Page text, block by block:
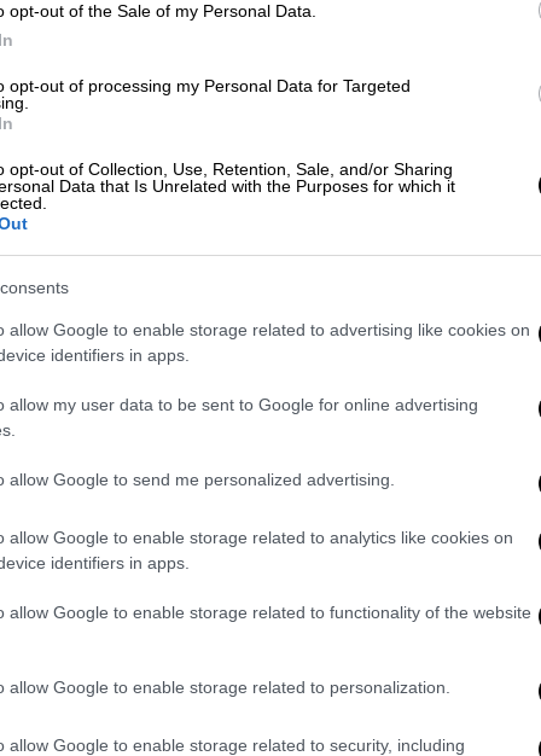
opt-out of the Sale of my Personal Data.
opt-out of processing my Personal Data for Targeted
opt-out of Collection, Use, Retention, Sale, and/or Sharing
Data that Is Unrelated with the Purposes for which it
allow Google to enable storage related to advertising like cookies on
identifiers in apps.
allow my user data to be sent to Google for online advertising
allow Google to send me personalized advertising.
allow Google to enable storage related to analytics like cookies on
identifiers in apps.
allow Google to enable storage related to functionality of the website
allow Google to enable storage related to personalization.
allow Google to enable storage related to security, including
όσο και οι υπηρεσίες του
να αποτελούν αρωγό των προσπαθειών
μνήμη των Ιμβρίων και για να
Ελληνισμός έχει υποστεί από τις
δίπλα σας, αξιοποιώντας
του σκοπού αυτού» κατέστησε σαφές
με το υπουργείο Παιδείας, να
σχολείων στην Ίμβρο, τα οποία,
πλέον και τις τρεις βαθμίδες
να συνδράμουμε και στην
Και θα συνεχίσουμε, βεβαίως, με κάθε
που η Τουρκία έχει αναλάβει και να
ο Ιμβριακός Ελληνισμός».
από τα 12 ναυτικά μίλια»
πως «αψευδές δείγμα της
σε λίγες ημέρες του υφυπουργού